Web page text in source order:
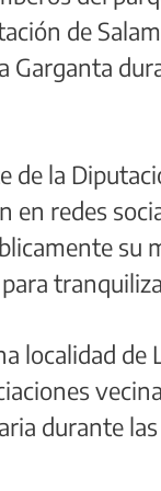
de
Garganta
de la
redes
su
localidad de
durante